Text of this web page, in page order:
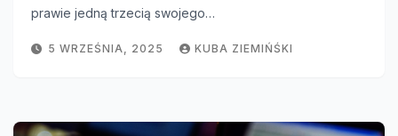
prawie jedną trzecią swojego…
5 WRZEŚNIA, 2025 KUBA ZIEMIŃŚKI